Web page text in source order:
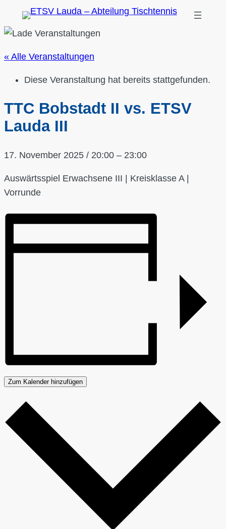
« Alle Veranstaltungen
Diese Veranstaltung hat bereits stattgefunden.
TTC Bobstadt II vs. ETSV
Lauda III
17. November 2025 / 20:00 – 23:00
Auswärtsspiel Erwachsene III | Kreisklasse A |
Vorrunde
Zum Kalender hinzufügen